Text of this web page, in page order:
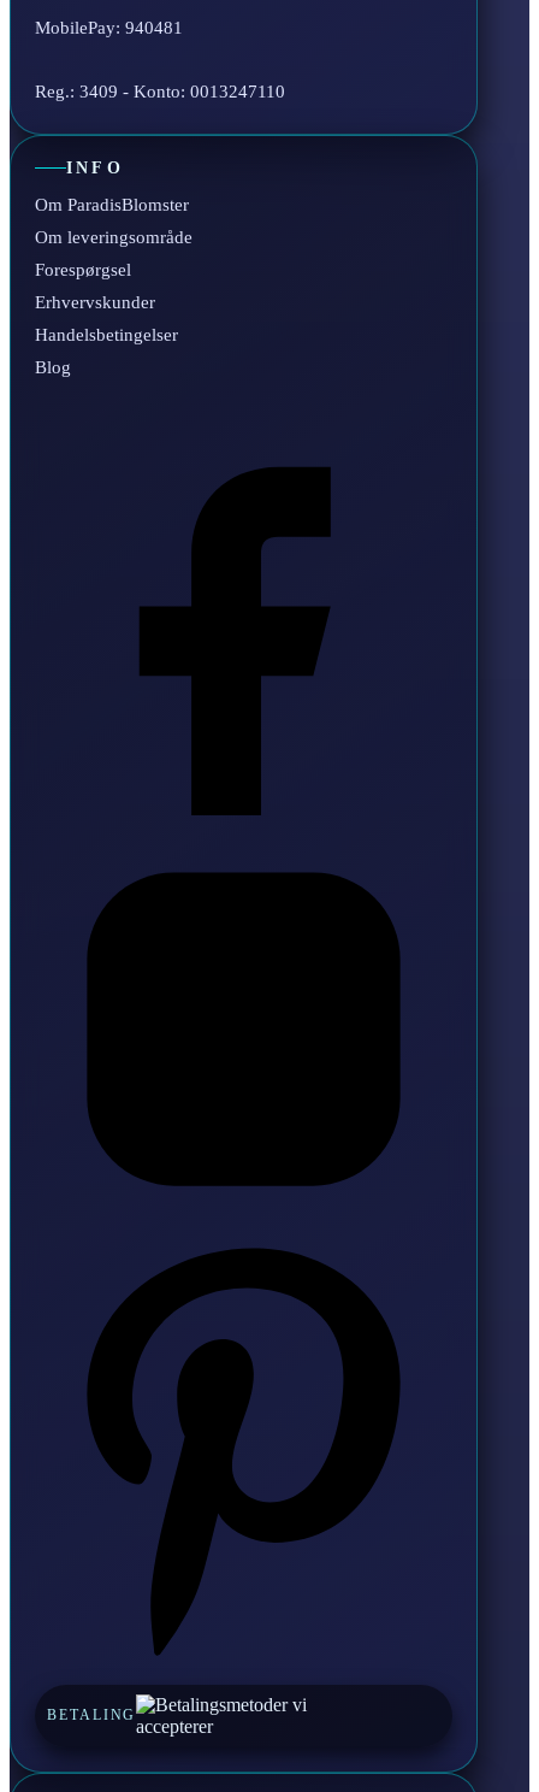
MobilePay: 940481
Reg.: 3409 - Konto: 0013247110
INFO
Om ParadisBlomster
Om leveringsområde
Forespørgsel
Erhvervskunder
Handelsbetingelser
Blog
BETALING